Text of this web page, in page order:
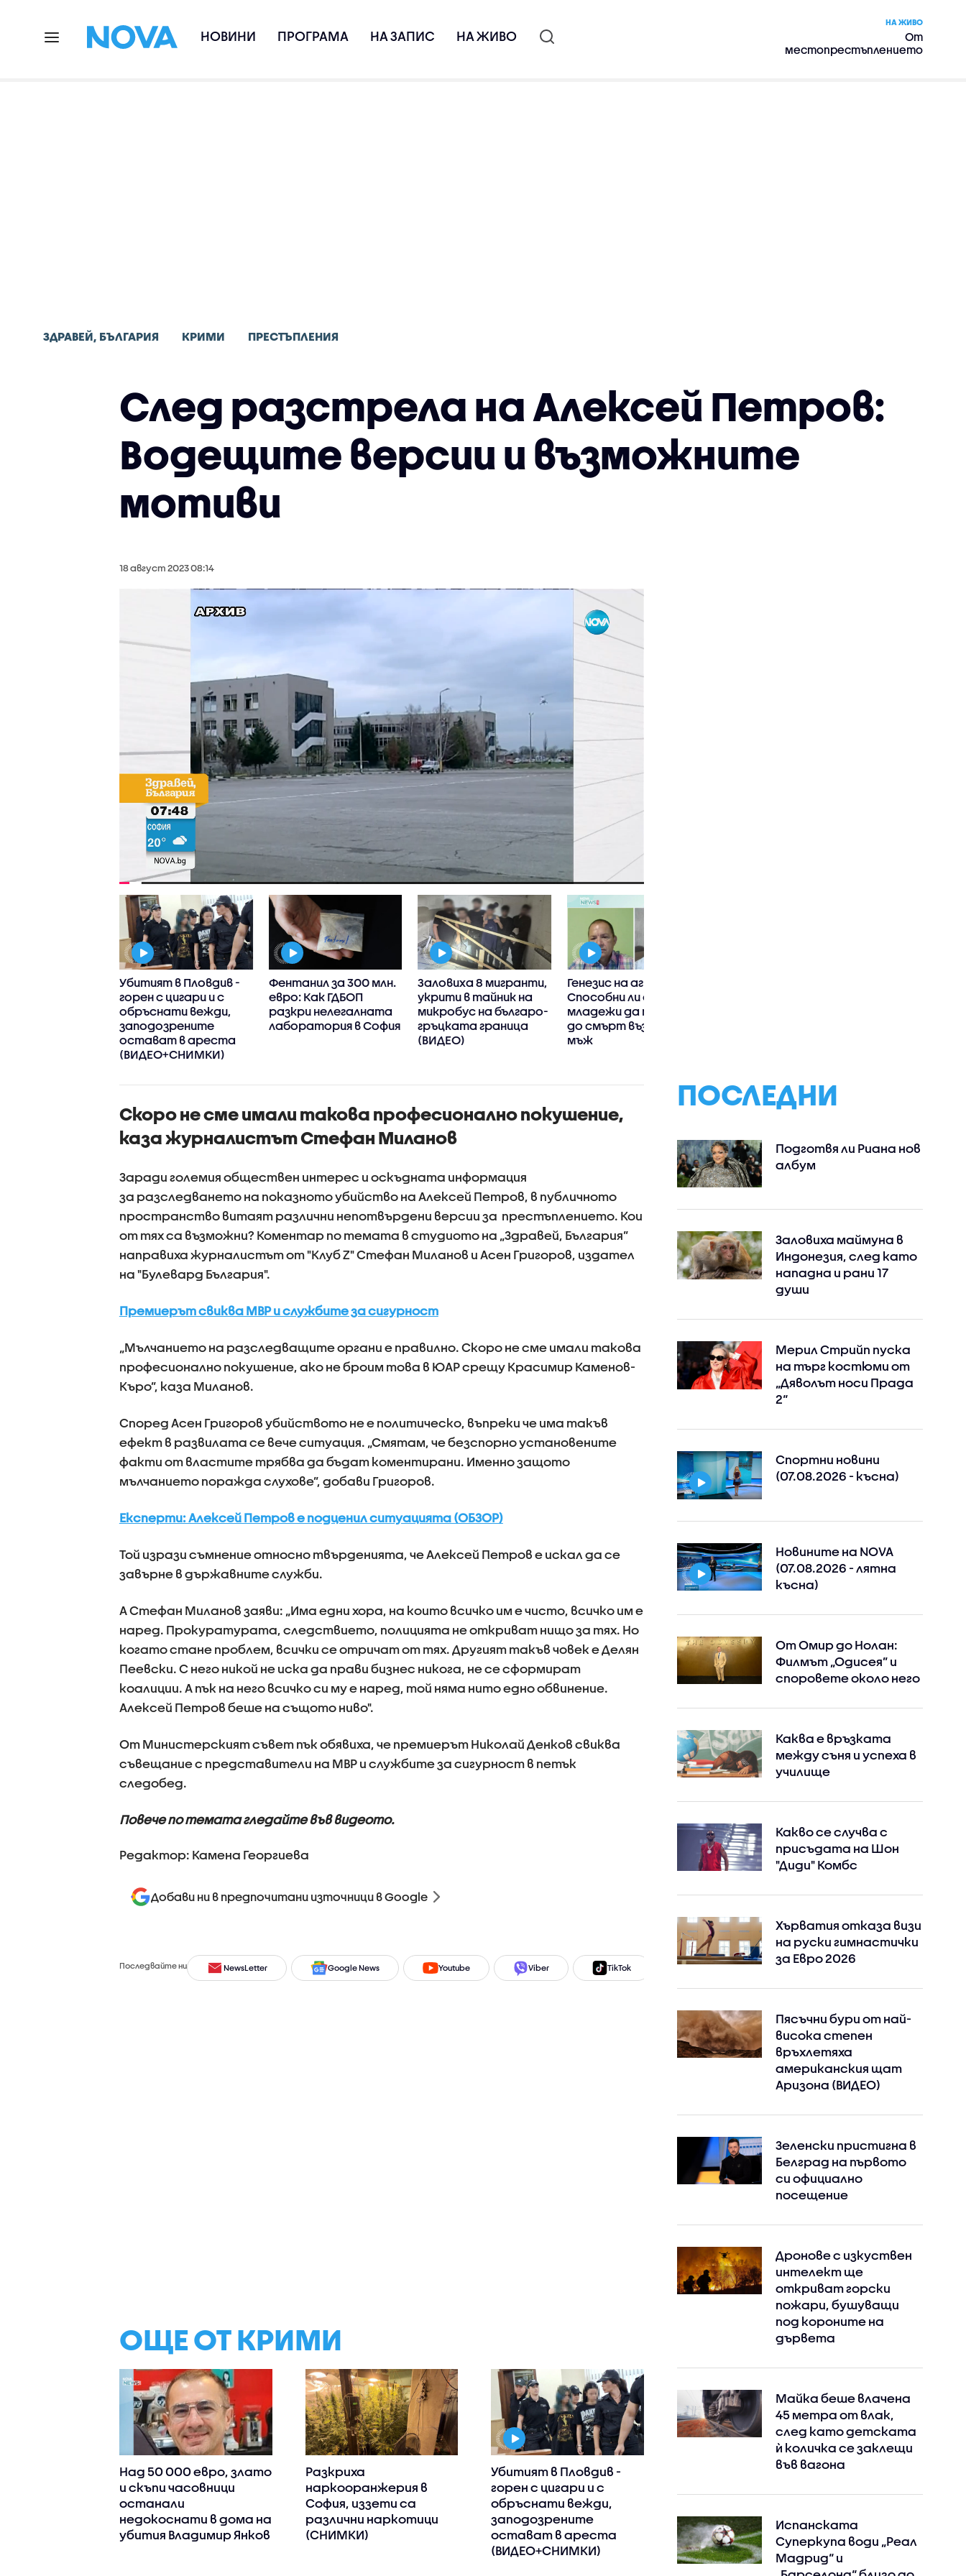
НОВИНИ ПРОГРАМА НА ЗАПИС НА ЖИВО
НА ЖИВО
От
местопрестъплението
ЗДРАВЕЙ, БЪЛГАРИЯ КРИМИ ПРЕСТЪПЛЕНИЯ
След разстрела на Алексей Петров:
Водещите версии и възможните
мотиви
18 август 2023 08:14
Убитият в Пловдив -
горен с цигари и с
обръснати вежди,
заподозрените
остават в ареста
(ВИДЕО+СНИМКИ)
Фентанил за 300 млн.
евро: Как ГДБОП
разкри нелегалната
лаборатория в София
Заловиха 8 мигранти,
укрити в тайник на
микробус на българо-
гръцката граница
(ВИДЕО)
Генезис на агресията:
Способни ли са
младежи да пребият
до смърт възрастен
мъж
Скоро не сме имали такова професионално покушение,
каза журналистът Стефан Миланов
Заради големия обществен интерес и оскъдната информация
за разследването на показното убийство на Алексей Петров, в публичното
пространство витаят различни непотвърдени версии за престъплението. Кои
от тях са възможни? Коментар по темата в студиото на „Здравей, България”
направиха журналистът от "Клуб Z" Стефан Миланов и Асен Григоров, издател
на "Булевард България".
Премиерът свиква МВР и службите за сигурност
„Мълчанието на разследващите органи е правилно. Скоро не сме имали такова
професионално покушение, ако не броим това в ЮАР срещу Красимир Каменов-
Къро”, каза Миланов.
Според Асен Григоров убийството не е политическо, въпреки че има такъв
ефект в развилата се вече ситуация. „Смятам, че безспорно установените
факти от властите трябва да бъдат коментирани. Именно защото
мълчанието поражда слухове”, добави Григоров.
Експерти: Алексей Петров е подценил ситуацията (ОБЗОР)
Той изрази съмнение относно твърденията, че Алексей Петров е искал да се
завърне в държавните служби.
А Стефан Миланов заяви: „Има едни хора, на които всичко им е чисто, всичко им е
наред. Прокуратурата, следствието, полицията не откриват нищо за тях. Но
когато стане проблем, всички се отричат от тях. Другият такъв човек е Делян
Пеевски. С него никой не иска да прави бизнес никога, не се сформират
коалиции. А пък на него всичко си му е наред, той няма нито едно обвинение.
Алексей Петров беше на същото ниво".
От Министерският съвет пък обявиха, че премиерът Николай Денков свиква
съвещание с представители на МВР и службите за сигурност в петък
следобед.
Повече по темата гледайте във видеото.
Редактор: Камена Георгиева
Добави ни в предпочитани източници в Google
Последвайте ни NewsLetter Google News Youtube Viber TikTok Instagram Facebook
ОЩЕ ОТ КРИМИ
Над 50 000 евро, злато
и скъпи часовници
останали
недокоснати в дома на
убития Владимир Янков
Разкриха
наркооранжерия в
София, иззети са
различни наркотици
(СНИМКИ)
Убитият в Пловдив -
горен с цигари и с
обръснати вежди,
заподозрените
остават в ареста
(ВИДЕО+СНИМКИ)
ПОСЛЕДНИ
Подготвя ли Риана нов
албум
Заловиха маймуна в
Индонезия, след като
нападна и рани 17
души
Мерил Стрийп пуска
на търг костюми от
„Дяволът носи Прада
2“
Спортни новини
(07.08.2026 - късна)
Новините на NOVA
(07.08.2026 - лятна
късна)
От Омир до Нолан:
Филмът „Одисея” и
споровете около него
Каква е връзката
между съня и успеха в
училище
Какво се случва с
присъдата на Шон
"Диди" Комбс
Хърватия отказа визи
на руски гимнастички
за Евро 2026
Пясъчни бури от най-
висока степен
връхлетяха
американския щат
Аризона (ВИДЕО)
Зеленски пристигна в
Белград на първото
си официално
посещение
Дронове с изкуствен
интелект ще
откриват горски
пожари, бушуващи
под короните на
дървета
Майка беше влачена
45 метра от влак,
след като детската
ѝ количка се заклещи
във вагона
Испанската
Суперкупа води „Реал
Мадрид“ и